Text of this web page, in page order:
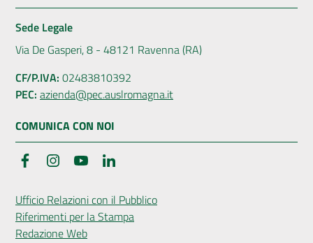
Sede Legale
Via De Gasperi, 8 - 48121 Ravenna (RA)
CF/P.IVA: 02483810392
PEC: azienda@pec.auslromagna.it
COMUNICA CON NOI
FacebookInstagramYouTube
Ufficio Relazioni con il Pubblico
Riferimenti per la Stampa
Redazione Web